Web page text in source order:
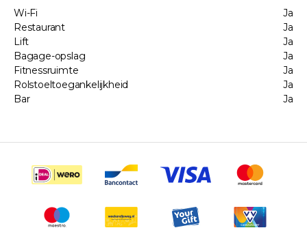
Wi-Fi
Ja
Restaurant
Ja
Lift
Ja
Bagage-opslag
Ja
Fitnessruimte
Ja
Rolstoeltoegankelijkheid
Ja
Bar
Ja